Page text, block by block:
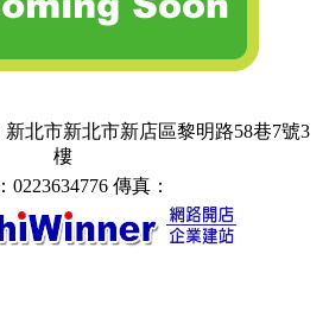
北市新北市新店區黎明路58巷7號3
樓
0223634776 傳真：